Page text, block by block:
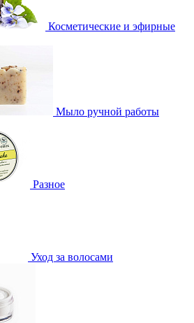
Косметические и эфирные
Мыло ручной работы
Разное
Уход за волосами